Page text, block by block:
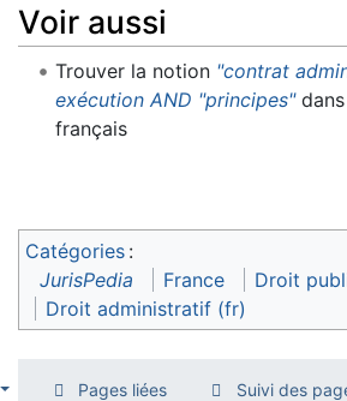
Voir aussi
Trouver la notion "contrat
exécution AND "principes"dans
français
Catégories :
JurisPedia
France
Droit
Droit administratif (fr)
Pages liées Suivi des